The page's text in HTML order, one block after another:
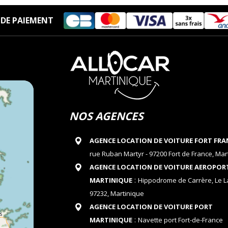
PAIEMENT
NOS AGENCES
AGENCE LOCATION DE VOITURE FORT
rue Ruban Martyr - 97200 Fort de France,
AGENCE LOCATION DE VOITURE
MARTINIQUE: Hippodrome de Carrère, Le
97232, Martinique
AGENCE LOCATION DE VOITURE PORT
MARTINIQUE: Navette port Fort-de-France